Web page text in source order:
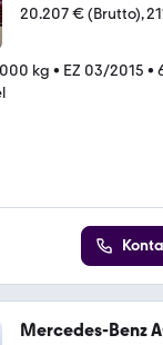
20.207 € (Brutto)
kg • EZ 03/2015 •
Mercedes-Benz